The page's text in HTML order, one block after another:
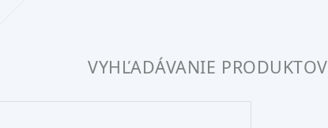
VYHĽADÁVANIE PRODUKTOV